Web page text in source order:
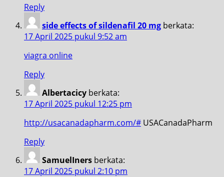
Reply
side effects of sildenafil 20 mg berkata:
17 April 2025 pukul 9:52 am
viagra online
Reply
Albertacicy berkata:
17 April 2025 pukul 12:25 pm
http://usacanadapharm.com/# USACanadaPharm
Reply
SamuelIners berkata:
17 April 2025 pukul 2:10 pm